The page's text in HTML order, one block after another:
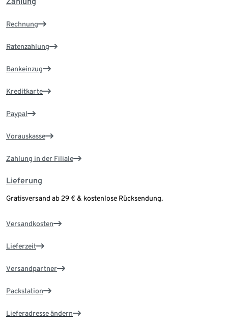
Rechnung
Ratenzahlung
Bankeinzug
Kreditkarte
Paypal
Vorauskasse
Zahlung in der Filiale
Lieferung
Gratisversand ab 29 € & kostenlose Rücksendung.
Versandkosten
Lieferzeit
Versandpartner
Packstation
Lieferadresse ändern